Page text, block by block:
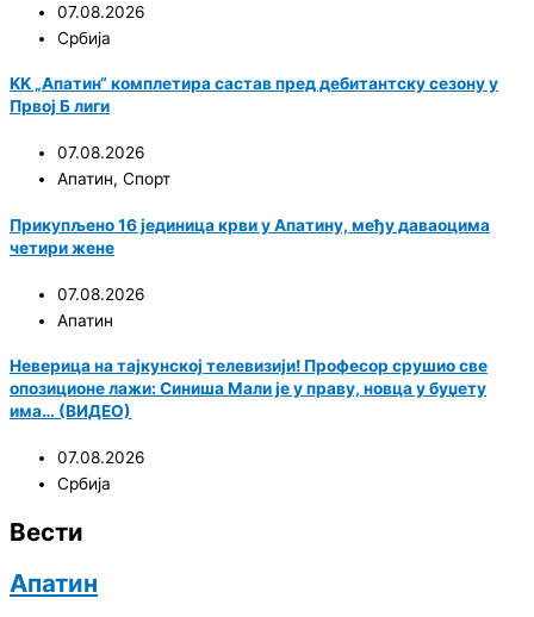
07.08.2026
Србија
KK „Апатин“ комплетира састав пред дебитантску сезону у
Првој Б лиги
07.08.2026
Апатин, Спорт
Прикупљено 16 јединица крви у Апатину, међу даваоцима
четири жене
07.08.2026
Апатин
Неверица на тајкунској телевизији! Професор срушио све
опозиционе лажи: Синиша Мали је у праву, новца у буџету
има… (ВИДЕО)
07.08.2026
Србија
Вести
Апатин